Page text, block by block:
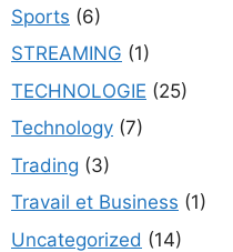
Sports (6)
STREAMING (1)
TECHNOLOGIE (25)
Technology (7)
Trading (3)
Travail et Business (1)
Uncategorized (14)